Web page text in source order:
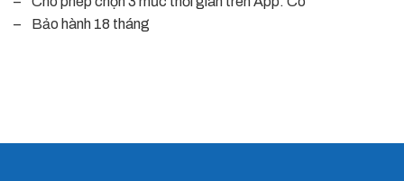
– Bảo hành 18 tháng
TIGER-X8/ALL IN ONE - BỘ NGUỒN TÍCH HỢP KẾT NỐI INTERNET ĐIỀU KHIỂN VÀ KIỂM SOÁT CỬA CUỐN ÚC 24V DC BẰNG ĐIỆN THOẠI